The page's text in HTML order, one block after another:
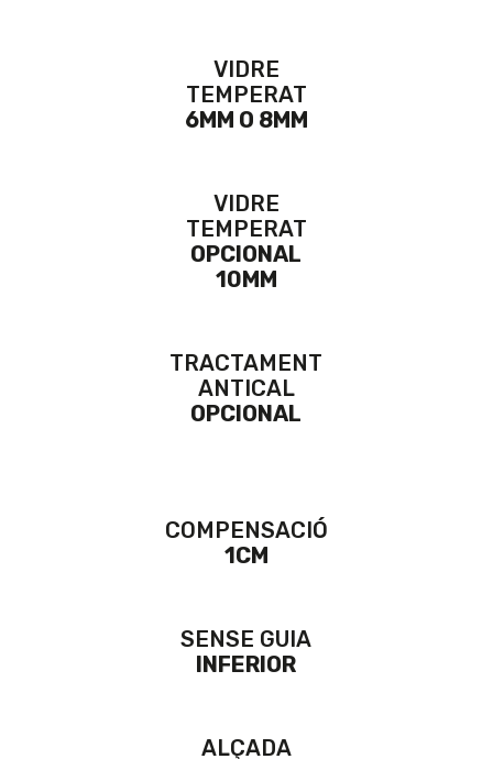
VIDRE
TEMPERAT
6MM O 8MM
VIDRE
TEMPERAT
OPCIONAL
10MM
TRACTAMENT
ANTICAL
OPCIONAL
COMPENSACIÓ
1CM
SENSE GUIA
INFERIOR
ALÇADA